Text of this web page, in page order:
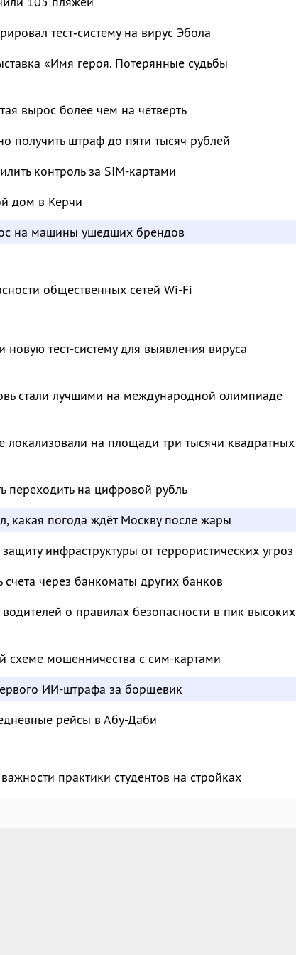
тест‑систему на вирус Эбола
«Имя героя. Потерянные судьбы
вырос более чем на четверть
получить штраф до пяти тысяч рублей
контроль за SIM-картами
дом в Керчи
на машины ушедших брендов
общественных сетей Wi-Fi
новую тест-систему для выявления вируса
стали лучшими на международной олимпиаде
локализовали на площади три тысячи квадратных
переходить на цифровой рубль
какая погода ждёт Москву после жары
инфраструктуры от террористических угроз
счета через банкоматы других банков
о правилах безопасности в пик высоких
схеме мошенничества с сим-картами
ИИ-штрафа за борщевик
рейсы в Абу-Даби
практики студентов на стройках